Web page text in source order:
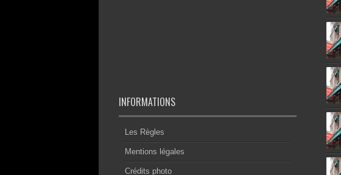
INFORMATIONS
Les Règles
Mentions légales
Crédits photo